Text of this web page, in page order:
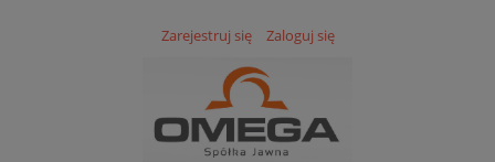
Zarejestruj się Zaloguj się